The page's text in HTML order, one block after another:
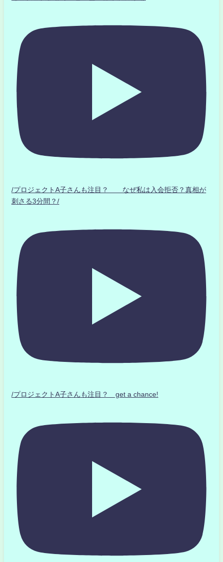
/プロジェクトA子さんも注目？ なぜ私は入会拒否？真相が
刺さる3分間？/
/プロジェクトA子さんも注目？ get a chance!